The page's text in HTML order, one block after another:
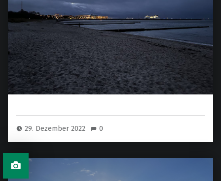
29. Dezember 2022 0